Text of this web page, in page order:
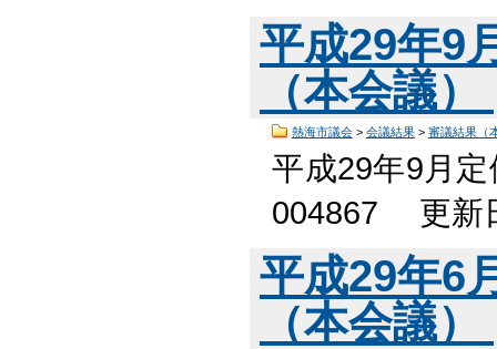
平成29年9
（本会議）
熱海市議会> 会議結果> 審議結果（
平成29年9月
004867 更新
平成29年6
（本会議）